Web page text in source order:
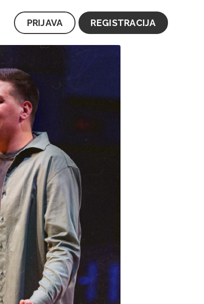
PRIJAVA REGISTRACIJA